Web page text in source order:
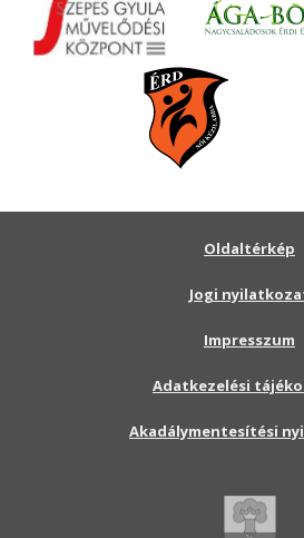
Oldaltérkép
Jogi
Impresszum
Adatkezelési
Akadálymentesítési